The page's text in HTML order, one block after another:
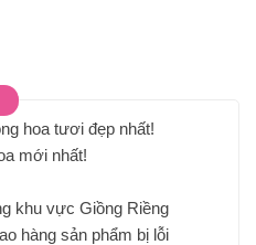
hoa tươi đẹp nhất!
mới nhất!
khu vực Giồng Riềng
hàng sản phẩm bị lỗi